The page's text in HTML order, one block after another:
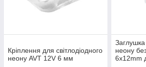
Кріплення для світлодіодного
неону AVT 12V 6 мм
Заглушка
неону
6х12mm